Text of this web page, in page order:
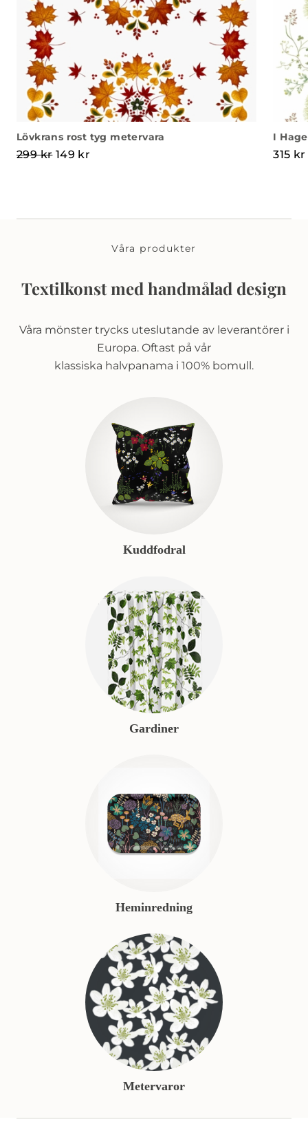
Lövkrans rost tyg metervara
299kr Det ursprungliga priset var: 299 kr.
149 kr Det nuvarande priset är: 149 kr.
I
315 kr
Våra produkter
Textilkonst med handmålad design
Våra mönster trycks uteslutande av leverantörer i
Europa. Oftast på vår
klassiska halvpanama i 100% bomull.
Kuddfodral
Gardiner
Heminredning
Metervaror